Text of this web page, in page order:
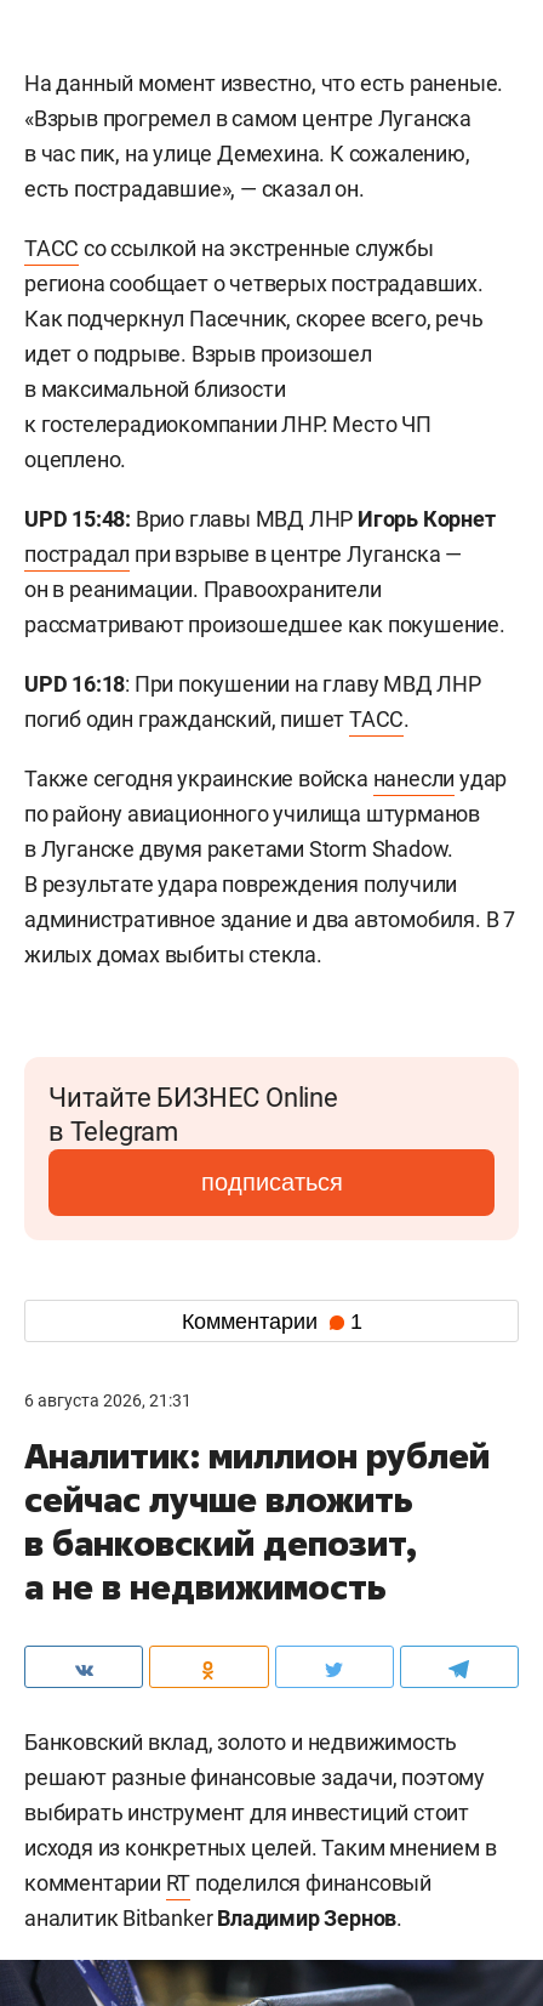
На данный момент известно, что есть раненые.
«Взрыв прогремел в самом центре Луганска
в час пик, на улице Демехина. К сожалению,
есть пострадавшие», — сказал он.
ТАСС со ссылкой на экстренные службы
региона сообщает о четверых пострадавших.
Как подчеркнул Пасечник, скорее всего, речь
идет о подрыве. Взрыв произошел
в максимальной близости
к гостелерадиокомпании ЛНР. Место ЧП
оцеплено.
UPD 15:48: Врио главы МВД ЛНР Игорь Корнет
пострадал при взрыве в центре Луганска —
он в реанимации. Правоохранители
рассматривают произошедшее как покушение.
UPD 16:18: При покушении на главу МВД ЛНР
погиб один гражданский, пишетТАСС.
Также сегодня украинские войска нанесли удар
по району авиационного училища штурманов
в Луганске двумя ракетами Storm Shadow.
В результате удара повреждения получили
административное здание и два автомобиля. В 7
жилых домах выбиты стекла.
Читайте БИЗНЕС Online
в Telegram
подписаться
Комментарии 1
6 августа 2026, 21:31
Аналитик: миллион рублей
сейчас лучше вложить
в банковский депозит,
а не в недвижимость
Банковский вклад, золото и недвижимость
решают разные финансовые задачи, поэтому
выбирать инструмент для инвестиций стоит
исходя из конкретных целей. Таким мнением в
комментарии RT поделился финансовый
аналитик BitbankerВладимир Зернов.